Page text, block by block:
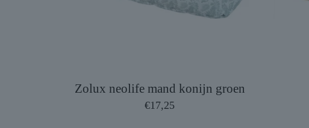
Zolux neolife mand konijn groen
€17,25